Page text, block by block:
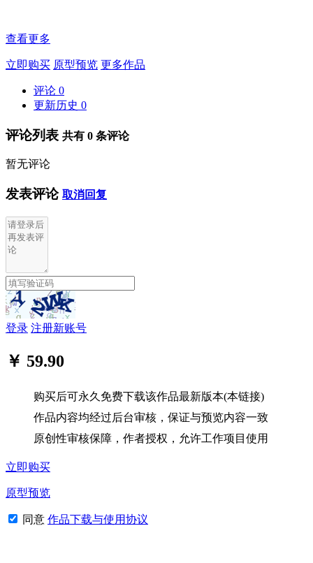
查看更多
立即购买 原型预览 更多作品
评论 0
更新历史 0
评论列表 共有 0 条评论
暂无评论
发表评论 取消回复
登录 注册新账号
￥ 59.90
购买后可永久免费下载该作品最新版本(本链接)
作品内容均经过后台审核，保证与预览内容一致
原创性审核保障，作者授权，允许工作项目使用
立即购买
原型预览
同意 作品下载与使用协议